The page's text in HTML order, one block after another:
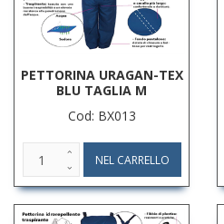
PETTORINA URAGAN-TEX
BLU TAGLIA M
Cod: BX013